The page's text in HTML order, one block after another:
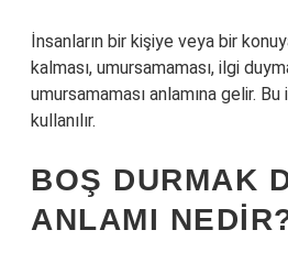
İnsanların bir kişiye veya bir
kalması, umursamaması, ilgi
umursamaması anlamına gelir.
kullanılır.
BOŞ DURMAK
ANLAMI